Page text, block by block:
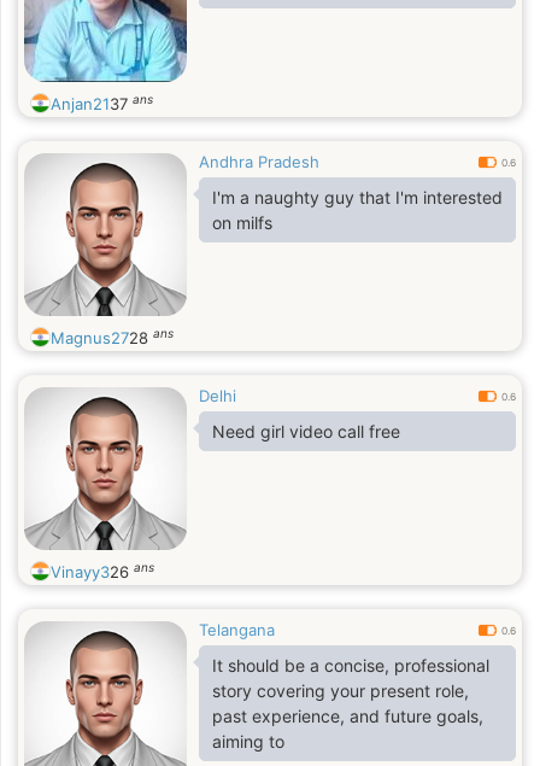
Anjan2137 ans
Andhra Pradesh 0.6
I'm a naughty guy that I'm interested
on milfs
Magnus2728 ans
Delhi 0.6
Need girl video call free
Vinayy326 ans
Telangana 0.6
It should be a concise, professional
story covering your present role,
past experience, and future goals,
aiming to